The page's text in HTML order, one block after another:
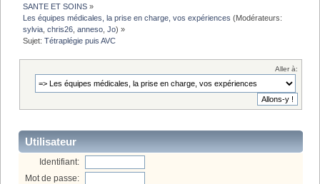
SANTE ET SOINS »
Les équipes médicales, la prise en charge, vos expériences (Modérateurs:
sylvia ,chris26 ,anneso ,Jo) »
Sujet:Tétraplégie puis AVC
Aller à:
Utilisateur
Identifiant:
Mot de passe: